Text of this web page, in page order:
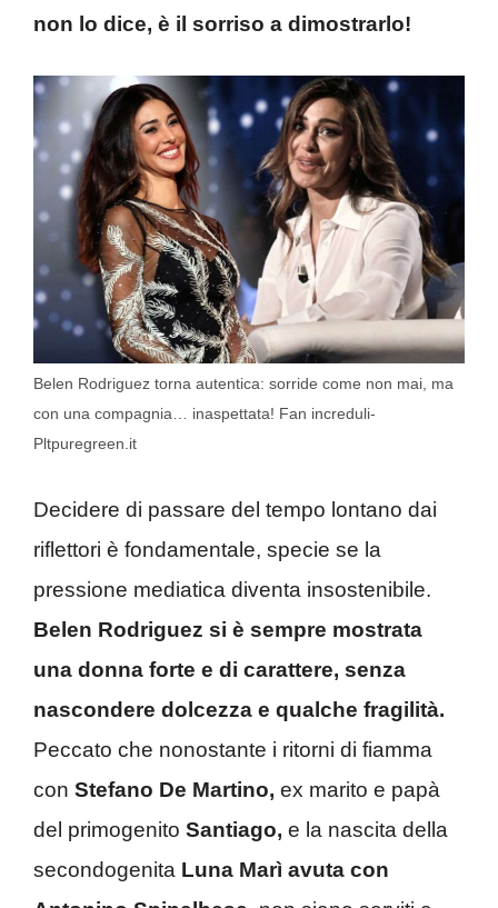
non lo dice, è il sorriso a dimostrarlo!
Belen Rodriguez torna autentica: sorride come non mai, ma
con una compagnia… inaspettata! Fan increduli-
Pltpuregreen.it
Decidere di passare del tempo lontano dai
riflettori è fondamentale, specie se la
pressione mediatica diventa insostenibile.
Belen Rodriguez si è sempre mostrata
una donna forte e di carattere, senza
nascondere dolcezza e qualche fragilità.
Peccato che nonostante i ritorni di fiamma
con Stefano De Martino, ex marito e papà
del primogenito Santiago, e la nascita della
secondogenita Luna Marì avuta con